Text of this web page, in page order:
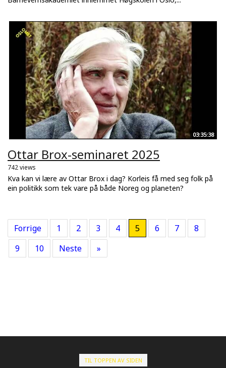
03:35:38
Ottar Brox-seminaret 2025
742 views
Kva kan vi lære av Ottar Brox i dag? Korleis få med seg folk på
ein politikk som tek vare på både Noreg og planeten?
Forrige 1 2 3 4 5 6 7
8
9
10 Neste »
TIL TOPPEN AV SIDEN